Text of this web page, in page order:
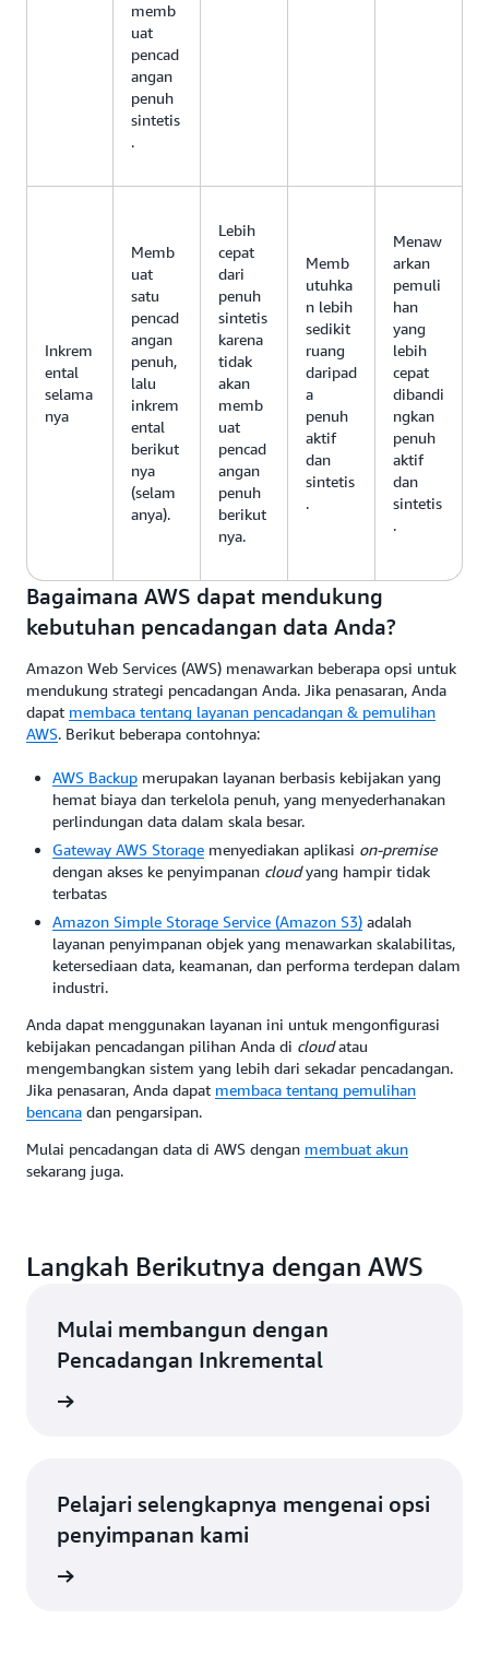
memb
uat
pencad
angan
penuh
sintetis
.
Inkrem
ental
selama
nya
Memb
uat
satu
pencad
angan
penuh,
lalu
inkrem
ental
berikut
nya
(selam
anya).
Lebih
cepat
dari
penuh
sintetis
karena
tidak
akan
memb
uat
pencad
angan
penuh
berikut
nya.
Memb
utuhka
n lebih
sedikit
ruang
daripad
a
penuh
aktif
dan
sintetis
.
Menaw
arkan
pemuli
han
yang
lebih
cepat
dibandi
ngkan
penuh
aktif
dan
sintetis
.
Bagaimana AWS dapat mendukung
kebutuhan pencadangan data Anda?
Amazon Web Services (AWS) menawarkan beberapa opsi untuk
mendukung strategi pencadangan Anda. Jika penasaran, Anda
dapat membaca tentang layanan pencadangan & pemulihan
AWS. Berikut beberapa contohnya:
AWS Backup merupakan layanan berbasis kebijakan yang
hemat biaya dan terkelola penuh, yang menyederhanakan
perlindungan data dalam skala besar.
Gateway AWS Storage menyediakan aplikasi on-premise
dengan akses ke penyimpanan cloudyang hampir tidak
terbatas
Amazon Simple Storage Service (Amazon S3) adalah
layanan penyimpanan objek yang menawarkan skalabilitas,
ketersediaan data, keamanan, dan performa terdepan dalam
industri.
Anda dapat menggunakan layanan ini untuk mengonfigurasi
kebijakan pencadangan pilihan Anda di cloudatau
mengembangkan sistem yang lebih dari sekadar pencadangan.
Jika penasaran, Anda dapat membaca tentang pemulihan
bencana dan pengarsipan.
Mulai pencadangan data di AWS dengan membuat akun
sekarang juga.
Langkah Berikutnya dengan AWS
Mulai membangun dengan
Pencadangan Inkremental
Pelajari selengkapnya mengenai opsi
penyimpanan kami